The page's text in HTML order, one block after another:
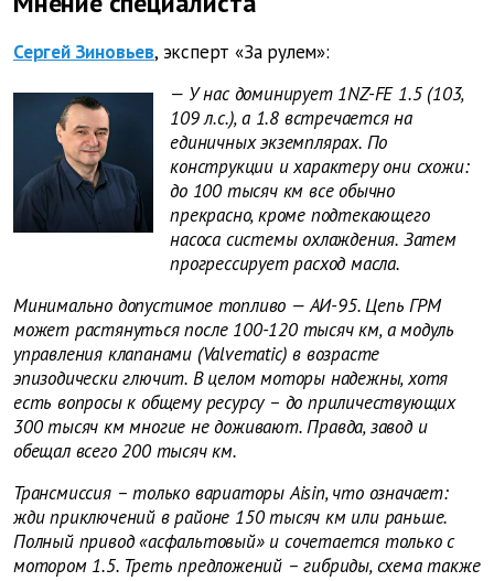
Сергей Зиновьев, эксперт «За рулем»:
— У нас доминирует 1NZ-FE 1.5 (103,
109 л.с.), а 1.8 встречается на
единичных экземплярах. По
конструкции и характеру они схожи:
до 100 тысяч км все обычно
прекрасно, кроме подтекающего
насоса системы охлаждения. Затем
прогрессирует расход масла.
Минимально допустимое топливо — АИ-95. Цепь ГРМ
может растянуться после 100-120 тысяч км, а модуль
управления клапанами (Valvematic) в возрасте
эпизодически глючит. В целом моторы надежны, хотя
есть вопросы к общему ресурсу – до приличествующих
300 тысяч км многие не доживают. Правда, завод и
обещал всего 200 тысяч км.
Трансмиссия – только вариаторы Aisin, что означает:
жди приключений в районе 150 тысяч км или раньше.
Полный привод «асфальтовый» и сочетается только с
мотором 1.5. Треть предложений – гибриды, схема также